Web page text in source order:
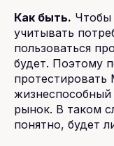
Как быть. Чтобы
учитывать
пользоваться
будет. Поэтому
протестировать
жизнеспособный
рынок. В таком
понятно, будет